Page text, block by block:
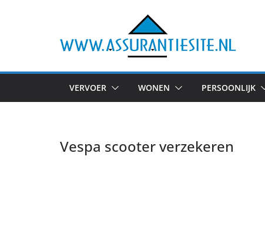
VERVOER WONEN PERSOONLIJK
Vespa scooter verzekeren